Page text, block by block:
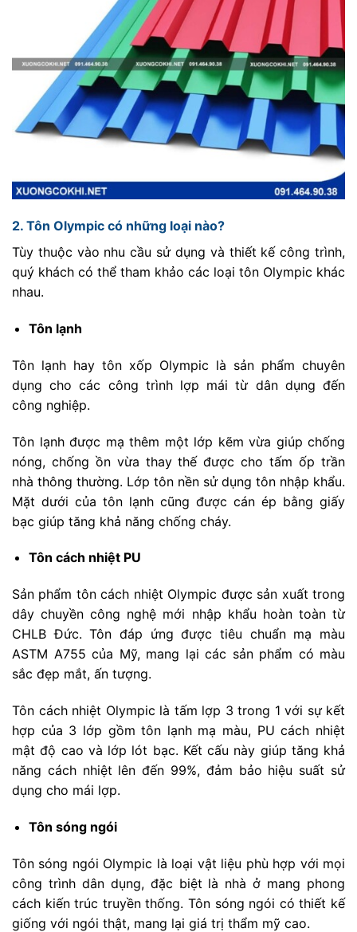
2. Tôn Olympic có những loại nào?
Tùy thuộc vào nhu cầu sử dụng và thiết kế công trình,
quý khách có thể tham khảo các loại tôn Olympic khác
nhau.
Tôn lạnh
Tôn lạnh hay tôn xốp Olympic là sản phẩm chuyên
dụng cho các công trình lợp mái từ dân dụng đến
công nghiệp.
Tôn lạnh được mạ thêm một lớp kẽm vừa giúp chống
nóng, chống ồn vừa thay thế được cho tấm ốp trần
nhà thông thường. Lớp tôn nền sử dụng tôn nhập khẩu.
Mặt dưới của tôn lạnh cũng được cán ép bằng giấy
bạc giúp tăng khả năng chống cháy.
Tôn cách nhiệt PU
Sản phẩm tôn cách nhiệt Olympic được sản xuất trong
dây chuyền công nghệ mới nhập khẩu hoàn toàn từ
CHLB Đức. Tôn đáp ứng được tiêu chuẩn mạ màu
ASTM A755 của Mỹ, mang lại các sản phẩm có màu
sắc đẹp mắt, ấn tượng.
Tôn cách nhiệt Olympic là tấm lợp 3 trong 1 với sự kết
hợp của 3 lớp gồm tôn lạnh mạ màu, PU cách nhiệt
mật độ cao và lớp lót bạc. Kết cấu này giúp tăng khả
năng cách nhiệt lên đến 99%, đảm bảo hiệu suất sử
dụng cho mái lợp.
Tôn sóng ngói
Tôn sóng ngói Olympic là loại vật liệu phù hợp với mọi
công trình dân dụng, đặc biệt là nhà ở mang phong
cách kiến trúc truyền thống. Tôn sóng ngói có thiết kế
giống với ngói thật, mang lại giá trị thẩm mỹ cao.